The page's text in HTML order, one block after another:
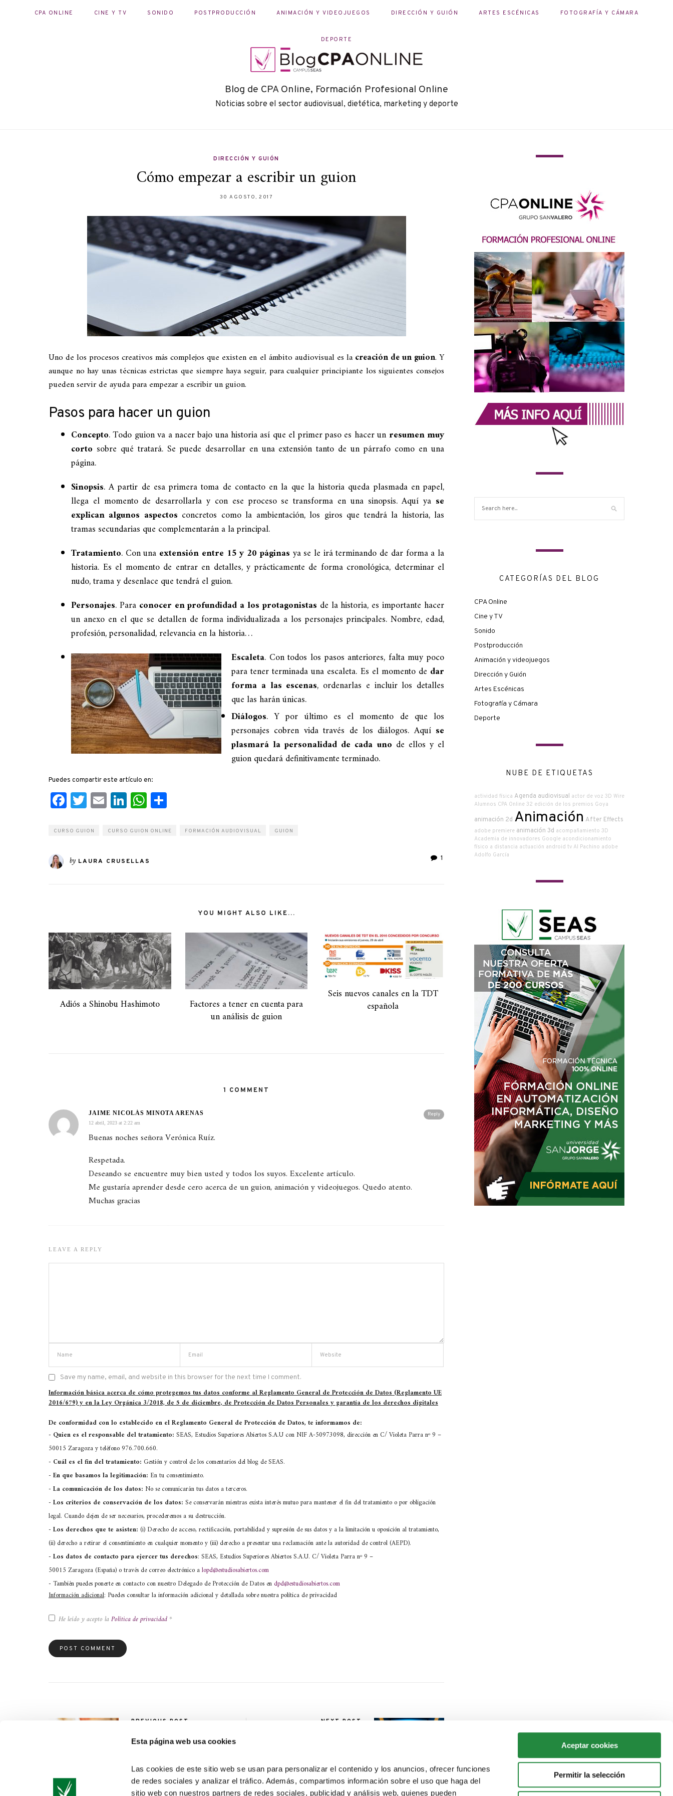
Esta página web usa cookies
Las cookies de este sitio web se usan para personalizar el contenido y los anuncios, ofrecer funciones
de redes sociales y analizar el tráfico. Además, compartimos información sobre el uso que haga del
sitio web con nuestros partners de redes sociales, publicidad y análisis web, quienes pueden
Aceptar cookies
Permitir la selección
CPA ONLINE CINE Y TV SONIDO POSTPRODUCCIÓN ANIMACIÓN Y VIDEOJUEGOS DIRECCIÓN Y GUIÓN ARTES ESCÉNICAS FOTOGRAFÍA Y CÁMARA
DEPORTE
Blog de CPA Online, Formación Profesional Online
Noticias sobre el sector audiovisual, dietética, marketing y deporte
DIRECCIÓN Y GUIÓN
Cómo empezar a escribir un guion
30 AGOSTO, 2017
Uno de los procesos creativos más complejos que existen en el ámbito audiovisual es la creación de un guion. Y
aunque no hay unas técnicas estrictas que siempre haya seguir, para cualquier principiante los siguientes consejos
pueden servir de ayuda para empezar a escribir un guion.
Pasos para hacer un guion
Concepto. Todo guion va a nacer bajo una historia así que el primer paso es hacer unresumen muy
corto sobre qué tratará. Se puede desarrollar en una extensión tanto de un párrafo como en una
página.
Sinopsis. A partir de esa primera toma de contacto en la que la historia queda plasmada en papel,
llega el momento de desarrollarla y con ese proceso se transforma en una sinopsis. Aquí ya se
explican algunos aspectos concretos como la ambientación, los giros que tendrá la historia, las
tramas secundarias que complementarán a la principal.
Tratamiento. Con una extensión entre 15 y 20 páginas ya se le irá terminando de dar forma a la
historia. Es el momento de entrar en detalles, y prácticamente de forma cronológica, determinar el
nudo, trama y desenlace que tendrá el guion.
Personajes. Para conocer en profundidad a los protagonistas de la historia, es importante hacer
un anexo en el que se detallen de forma individualizada a los personajes principales. Nombre, edad,
profesión, personalidad, relevancia en la historia…
Escaleta. Con todos los pasos anteriores, falta muy poco
para tener terminada una escaleta. Es el momento de dar
forma a las escenas, ordenarlas e incluir los detalles
que las harán únicas.
Diálogos. Y por último es el momento de que los
personajes cobren vida través de los diálogos. Aquí se
plasmará la personalidad de cada uno de ellos y el
guion quedará definitivamente terminado.
Puedes compartir este artículo en:
Facebook
Twitter
EmailLinkedIn
WhatsApp
CURSO GUION CURSO GUION ONLINE FORMACIÓN AUDIOVISUAL GUION
by LAURA CRUSELLAS 1
YOU MIGHT ALSO LIKE...
Adiós a Shinobu Hashimoto
Factores a tener en cuenta para
un análisis de guion
Seis nuevos canales en la TDT
española
1 COMMENT
Reply
JAIME NICOLÁS MINOTA ARENAS
12 abril, 2023 at 2:22 am
Buenas noches señora Verónica Ruíz.
Respetada.
Deseando se encuentre muy bien usted y todos los suyos. Excelente artículo.
Me gustaría aprender desde cero acerca de un guion, animación y videojuegos. Quedo atento.
Muchas gracias
LEAVE A REPLY
Save my name, email, and website in this browser for the next time I comment.
Información básica acerca de cómo protegemos tus datos conforme al Reglamento General de Protección de Datos (Reglamento UE
2016/679) y en la Ley Orgánica 3/2018, de 5 de diciembre, de Protección de Datos Personales y garantía de los derechos digitales
De conformidad con lo establecido en el Reglamento General de Protección de Datos, te informamos de:
- Quien es el responsable del tratamiento: SEAS, Estudios Superiores Abiertos S.A.U con NIF A-50973098, dirección en C/ Violeta Parra nº 9 –
50015 Zaragoza y teléfono 976.700.660.
- Cuál es el fin del tratamiento: Gestión y control de los comentarios del blog de SEAS.
- En que basamos la legitimación: En tu consentimiento.
- La comunicación de los datos: No se comunicarán tus datos a terceros.
- Los criterios de conservación de los datos: Se conservarán mientras exista interés mutuo para mantener el fin del tratamiento o por obligación
legal. Cuando dejen de ser necesarios, procederemos a su destrucción.
- Los derechos que te asisten: (i) Derecho de acceso, rectificación, portabilidad y supresión de sus datos y a la limitación u oposición al tratamiento,
(ii) derecho a retirar el consentimiento en cualquier momento y (iii) derecho a presentar una reclamación ante la autoridad de control (AEPD).
- Los datos de contacto para ejercer tus derechos: SEAS, Estudios Superiores Abiertos S.A.U. C/ Violeta Parra nº 9 –
50015 Zaragoza (España) o través de correo electrónico alopd@estudiosabiertos.com
- También puedes ponerte en contacto con nuestro Delegado de Protección de Datos en dpd@estudiosabiertos.com
Información adicional: Puedes consultar la información adicional y detallada sobre nuestra política de privacidad
He leído y acepto la Política de privacidad *
PREVIOUS POST NEXT POST
CATEGORÍAS DEL BLOG
CPA Online
Cine y TV
Sonido
Postproducción
Animación y videojuegos
Dirección y Guión
Artes Escénicas
Fotografía y Cámara
Deporte
NUBE DE ETIQUETAS
actividad física Agenda audiovisual actor de voz 3D Wire
Alumnos CPA Online 32 edición de los premios Goya
animación 2d Animación After Effects
adobe premiere animación 3d acompañamiento 3D
Academia de innovadores Google acondicionamiento
físico a distancia actuación android tv Al Pachino adobe
Adolfo García